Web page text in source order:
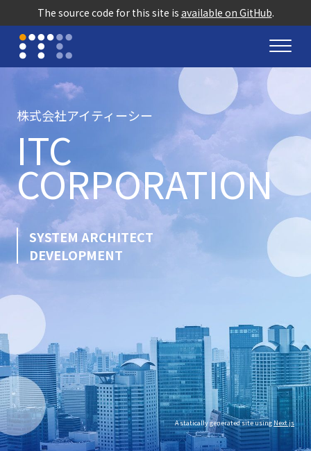
The source code for this site is available on GitHub.
A statically generated site using Next.js
株式会社アイティーシー
ITC
CORPORATION
SYSTEM ARCHITECT
DEVELOPMENT